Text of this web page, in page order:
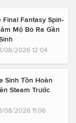
Final Fantasy Spin-
Mộ Bỏ Ra Gần
08/2026 12:04
Sinh Tồn Hoàn
Steam Trước
08/2026 11:06